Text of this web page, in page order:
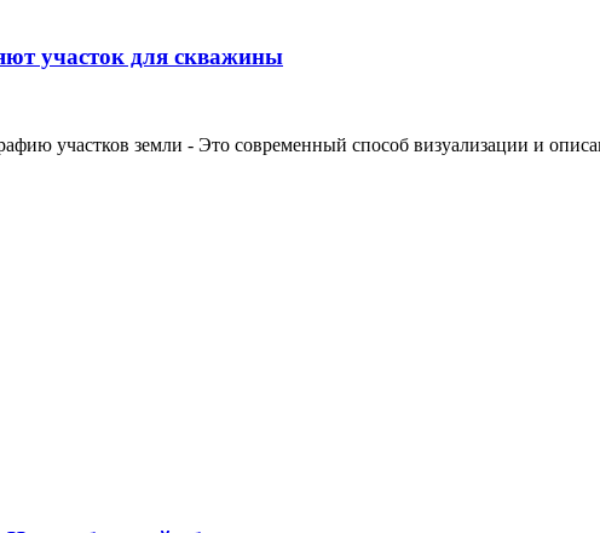
участок для скважины
участков земли - Это современный способ визуализации и